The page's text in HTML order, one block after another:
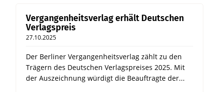
Vergangenheitsverlag erhält Deutschen
Verlagspreis
27.10.2025
Der Berliner Vergangenheitsverlag zählt zu den
Trägern des Deutschen Verlagspreises 2025. Mit
der Auszeichnung würdigt die Beauftragte der...